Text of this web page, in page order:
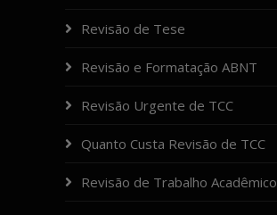
Revisão de Tese
Revisão e Formatação ABNT
Revisão Urgente de TCC
Quanto Custa Revisão de TCC
Revisão de Trabalho Acadêmico